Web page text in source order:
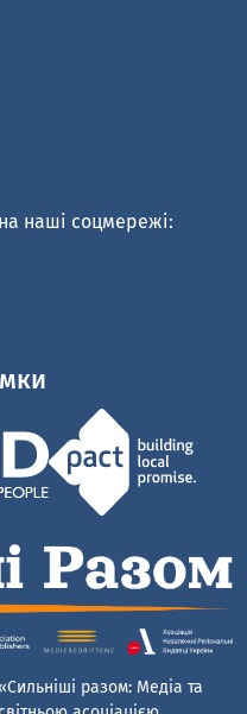
наші соцмережі:
разом: Медіа та